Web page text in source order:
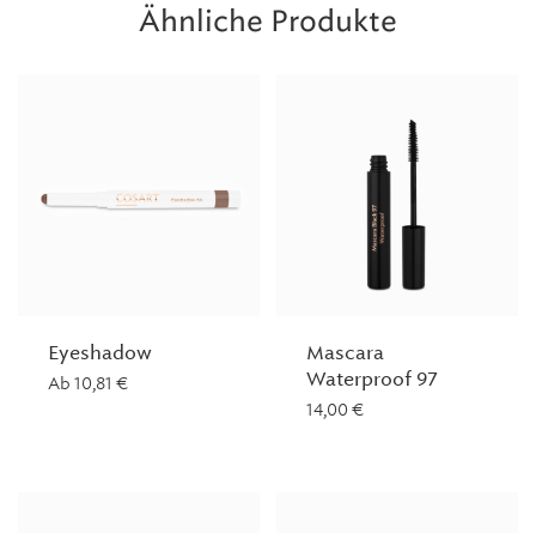
Ähnliche Produkte
Eyeshadow
Ab 10,81 €
Mascara
Waterproof 97
14,00 €